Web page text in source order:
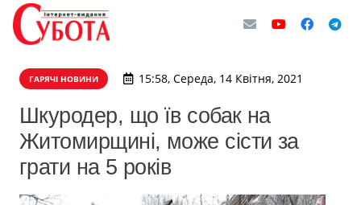
ГАРЯЧІ НОВИНИ 15:58, Середа, 14 Квітня, 2021
Шкуродер, що їв собак на
Житомирщині, може сісти за
грати на 5 років